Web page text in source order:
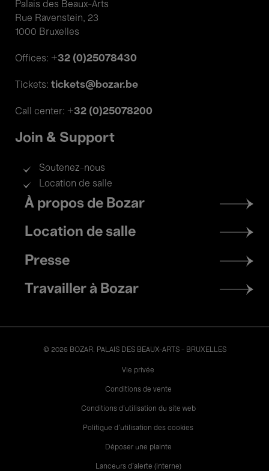
Palais des Beaux-Arts
Rue Ravenstein, 23
1000 Bruxelles
Offices: +32 (0)25078430
Tickets: tickets@bozar.be
Call center: +32 (0)25078200
Join & Support
Soutenez-nous
Location de salle
Footer
menu
À propos de Bozar
Location de salle
Presse
Travailler à Bozar
© 2026 BOZAR. PALAIS DES BEAUX-ARTS - BRUXELLES
Vie privée
Conditions de vente
Conditions d'utilisation du site web
Politique d'utilisation des cookies
Déposer une plainte
Lanceurs d’alerte (interne)